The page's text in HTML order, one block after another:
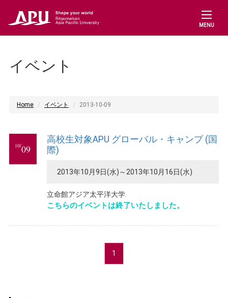
MENU
イベント
Home イベント 2013-10-09
10/09
高校生対象APU グローバル・キャンプ (国
際)
2013年10月9日(水)～2013年10月16日(水)
立命館アジア太平洋大学
こちらのイベントは終了いたしました。
1